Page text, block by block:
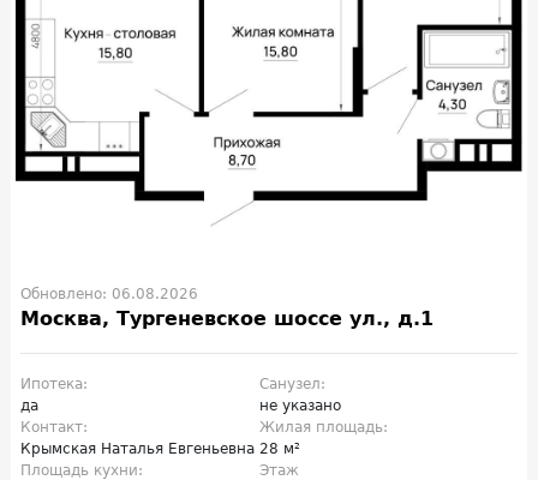
Обновлено: 06.08.2026
Москва, Тургеневское шоссе ул., д.1
Ипотека:
да
Санузел:
не указано
Контакт:
Крымская Наталья Евгеньевна
Жилая площадь:
28 м²
Площадь кухни:
Этаж